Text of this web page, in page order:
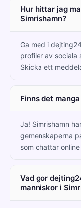
Hur hittar jag
Simrishamn?
Ga med i
profiler av sociala
Skicka ett
Finns det
Ja! Simrishamn
gemenskaperna
som chattar
Vad gor
manniskor i